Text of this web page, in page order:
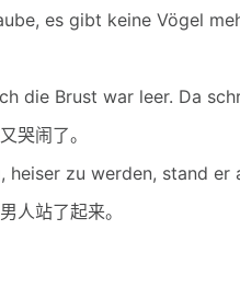
es gibt keine Vögel
Brust war leer. Da
闹了。
zu werden, stand er
站了起来。